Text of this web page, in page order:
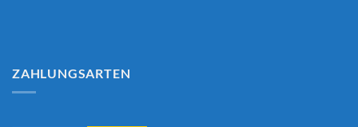
ZAHLUNGSARTEN